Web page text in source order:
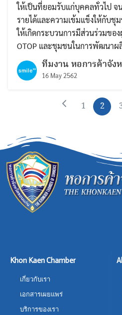
ให้เป็นที่ยอมรับแก่บุคคลทั่วไป จ
รายได้และความเข้มแข็งให้กับชุ
ให้เกิดกระบวนการมีส่วนร่วมขอ
OTOP และชุมชนในการพัฒนา
ทีมงาน หอการค้าจั
16 May 2562
1 2
Khon Kaen Chamber
เกี่ยวกับเรา
เอกสารเผยแพร่
บริการของเรา